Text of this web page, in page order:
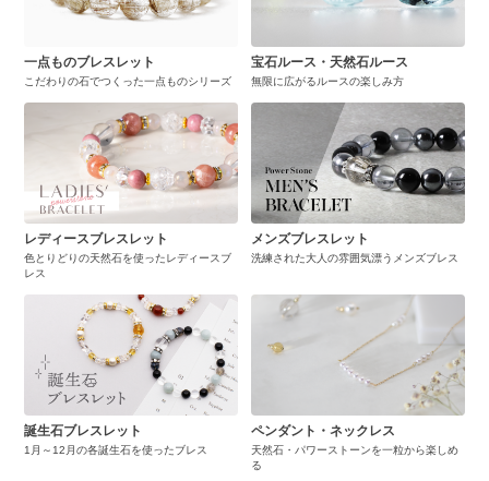
一点ものブレスレット
こだわりの石でつくった一点ものシリーズ
宝石ルース・天然石ルース
無限に広がるルースの楽しみ方
レディースブレスレット
色とりどりの天然石を使ったレディースブ
レス
メンズブレスレット
洗練された大人の雰囲気漂うメンズブレス
誕生石ブレスレット
1月～12月の各誕生石を使ったブレス
ペンダント・ネックレス
天然石・パワーストーンを一粒から楽しめ
る